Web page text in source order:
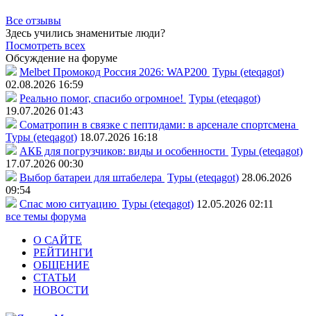
Все отзывы
Здесь учились знаменитые люди?
Посмотреть всех
Обсуждение на форуме
Melbet Промокод Россия 2026: WAP200 Туры (eteqagot)
02.08.2026 16:59
Реально помог, спасибо огромное! Туры (eteqagot)
19.07.2026 01:43
Соматропин в связке с пептидами: в арсенале спортсмена
Туры (eteqagot) 18.07.2026 16:18
АКБ для погрузчиков: виды и особенности Туры (eteqagot)
17.07.2026 00:30
Выбор батареи для штабелера Туры (eteqagot) 28.06.2026
09:54
Спас мою ситуацию Туры (eteqagot) 12.05.2026 02:11
все темы форума
О САЙТЕ
РЕЙТИНГИ
ОБЩЕНИЕ
СТАТЬИ
НОВОСТИ